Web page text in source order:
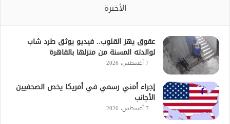
الأخيرة
عقوق يهز القلوب.. فيديو يوثق طرد شاب
لوالدته المسنة من منزلها بالقاهرة
7 أغسطس، 2026
إجراء أمني رسمي في أمريكا يخص الصحفيين
الأجانب
7 أغسطس، 2026